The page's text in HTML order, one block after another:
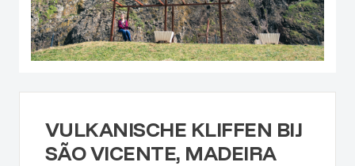
VULKANISCHE KLIFFEN BIJ
SÃO VICENTE, MADEIRA